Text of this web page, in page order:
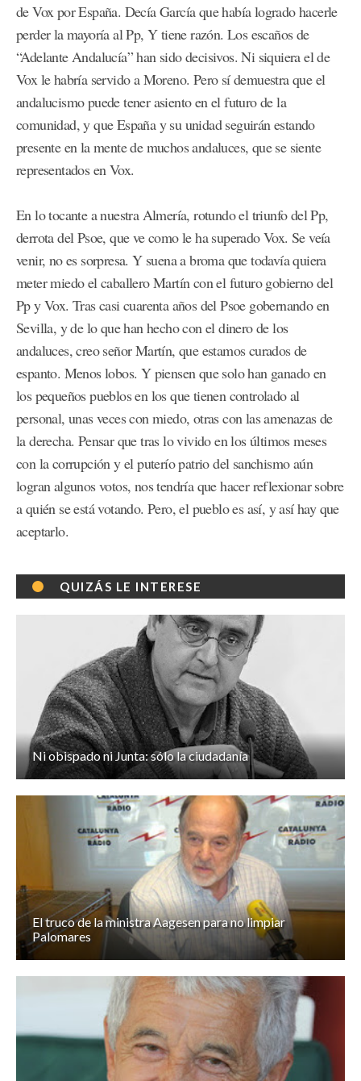
de Vox por España. Decía García que había logrado hacerle
perder la mayoría al Pp, Y tiene razón. Los escaños de
“Adelante Andalucía” han sido decisivos. Ni siquiera el de
Vox le habría servido a Moreno. Pero sí demuestra que el
andalucismo puede tener asiento en el futuro de la
comunidad, y que España y su unidad seguirán estando
presente en la mente de muchos andaluces, que se siente
representados en Vox.
En lo tocante a nuestra Almería, rotundo el triunfo del Pp,
derrota del Psoe, que ve como le ha superado Vox. Se veía
venir, no es sorpresa. Y suena a broma que todavía quiera
meter miedo el caballero Martín con el futuro gobierno del
Pp y Vox. Tras casi cuarenta años del Psoe gobernando en
Sevilla, y de lo que han hecho con el dinero de los
andaluces, creo señor Martín, que estamos curados de
espanto. Menos lobos. Y piensen que solo han ganado en
los pequeños pueblos en los que tienen controlado al
personal, unas veces con miedo, otras con las amenazas de
la derecha. Pensar que tras lo vivido en los últimos meses
con la corrupción y el puterío patrio del sanchismo aún
logran algunos votos, nos tendría que hacer reflexionar sobre
a quién se está votando. Pero, el pueblo es así, y así hay que
aceptarlo.
QUIZÁS LE INTERESE
Ni obispado ni Junta: sólo la ciudadanía
El truco de la ministra Aagesen para no limpiar
Palomares